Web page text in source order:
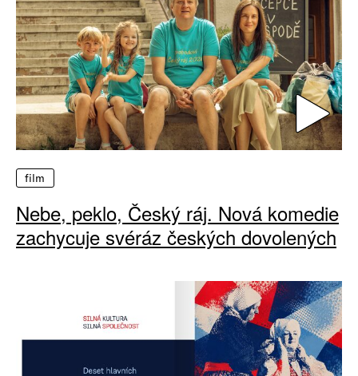
film
Nebe, peklo, Český ráj. Nová komedie
zachycuje svéráz českých dovolených